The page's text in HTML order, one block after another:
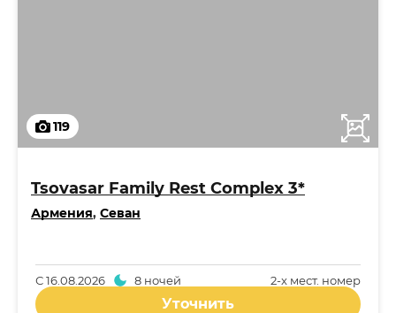
119
Tsovasar Family Rest Complex 3*
Армения, Севан
2-x мест. номер
С16.08.2026 8 ночей
Уточнить